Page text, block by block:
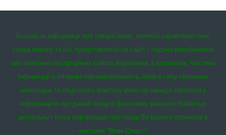
Більшість інформації про товари (опис, технічні характеристики,
склад виробу та ін.), представленої на сайті – надано виробниками
або заявлено на офіційних сайтах виробників, в каталогах. Частина
інформації в інтернет-магазині(кількість, ціна) в силу технічних
неполадок та людського фактору може не завжди збігатися з
інформацією про даний товар в фізичному магазині.Найбільш
актуальну і точну інформацію про товар Ви можете отримати в
магазині “Вовк Спорт”: